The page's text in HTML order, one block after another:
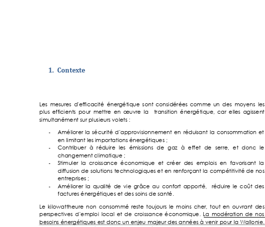
1. Contexte
Les mesures d'efficacité énergétique sont considérées comme un des moyens
les
plus efficients pour mettre en œuvre la transition énergétique, car elles agissent
simultanément sur plusieurs volets :
- Améliorer la sécurité d’approvisionnement en réduisant la consommation et
en limitant les importations énergétiques ;
- Contribuer à réduire les émissions de gaz à effet de serre, et donc
le
changement climatique ;
- Stimuler  la croissance économique et  créer des emplois  en favorisant
la
diffusion de solutions technologiques et en renforçant la compétitivité de nos
entreprises ;
- Améliorer la qualité de vie grâce au confort apporté, réduire le coût des
factures énergétiques et des soins de santé.
Le kilowattheure non consommé reste toujours le moins cher, tout en ouvrant des
perspectives d’emploi local et de croissance économique. La modération de nos
besoins énergétiques est donc un enjeu majeur des années à venir pour la Wallonie.